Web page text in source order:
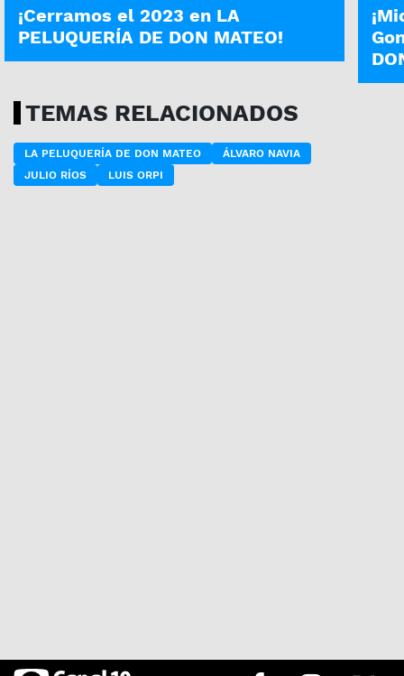
¡Cerramos el 2023 en LA
PELUQUERÍA DE DON MATEO!
TEMAS RELACIONADOS
LA PELUQUERÍA DE DON MATEO
ÁLVARO NAVIA
JULIO RÍOS
LUIS ORPI